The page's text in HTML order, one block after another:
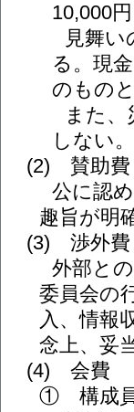
10,000
見舞
る。現
のもの
また
しない。
(2) 賛助費
公に認
趣旨が明
(3) 渉外費
外部と
委員会の
入、情報
念上、妥
(4) 会費
① 構成員